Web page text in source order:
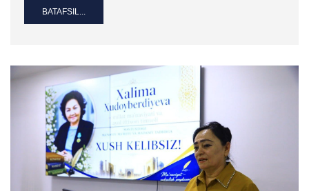
BATAFSIL...